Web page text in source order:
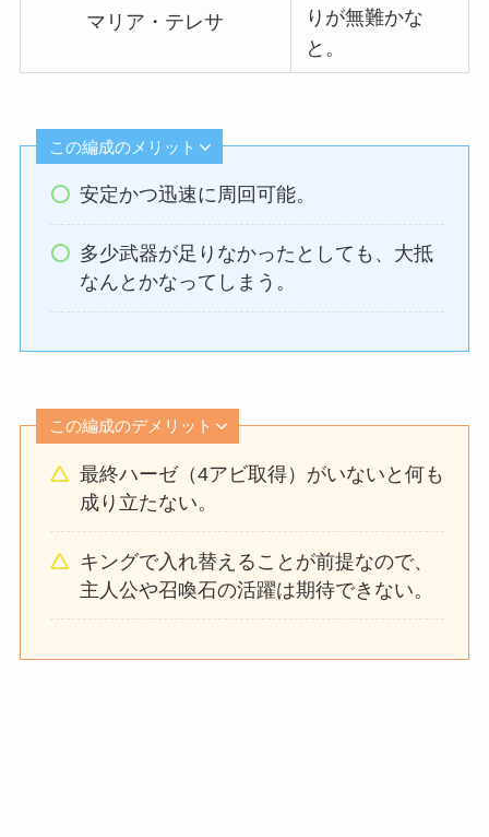
マリア・テレサ
りが無難かな
と。
この編成のメリット
安定かつ迅速に周回可能。
多少武器が足りなかったとしても、大抵
なんとかなってしまう。
この編成のデメリット
最終ハーゼ（4アビ取得）がいないと何も
成り立たない。
キングで入れ替えることが前提なので、
主人公や召喚石の活躍は期待できない。